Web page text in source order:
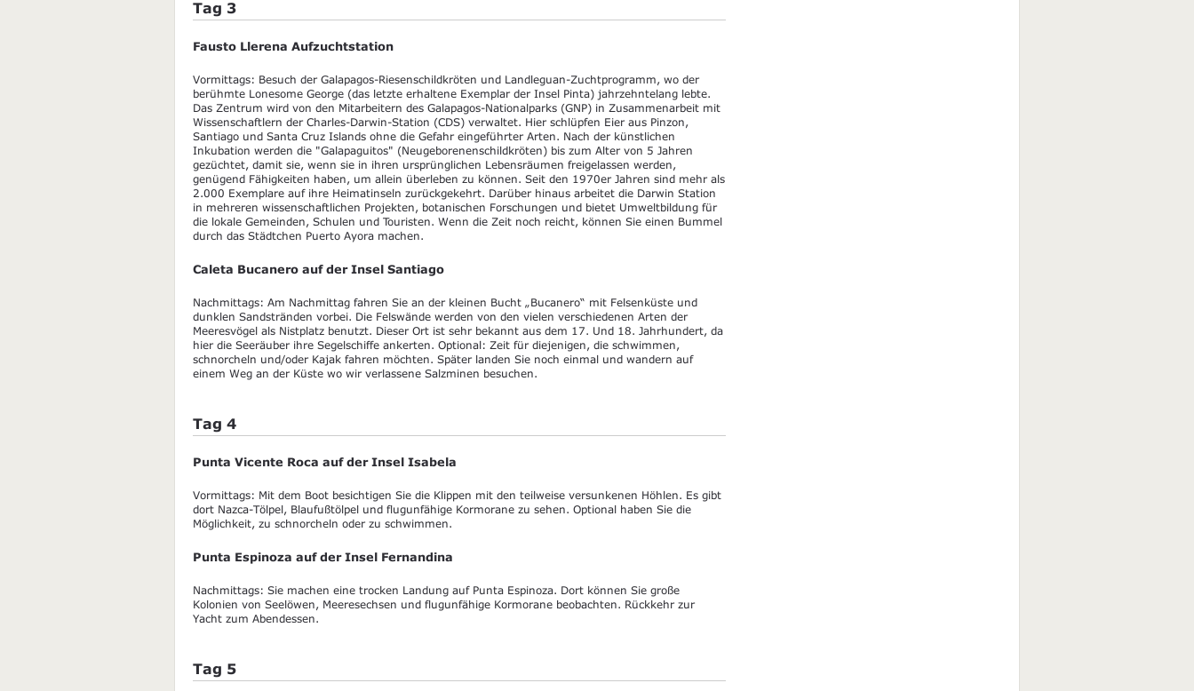
Tag 3
Fausto Llerena Aufzuchtstation
Vormittags: Besuch der Galapagos-Riesenschildkröten und Landleguan-Zuchtprogramm, wo der
berühmte Lonesome George (das letzte erhaltene Exemplar der Insel Pinta) jahrzehntelang lebte.
Das Zentrum wird von den Mitarbeitern des Galapagos-Nationalparks (GNP) in Zusammenarbeit mit
Wissenschaftlern der Charles-Darwin-Station (CDS) verwaltet. Hier schlüpfen Eier aus Pinzon,
Santiago und Santa Cruz Islands ohne die Gefahr eingeführter Arten. Nach der künstlichen
Inkubation werden die "Galapaguitos" (Neugeborenenschildkröten) bis zum Alter von 5 Jahren
gezüchtet, damit sie, wenn sie in ihren ursprünglichen Lebensräumen freigelassen werden,
genügend Fähigkeiten haben, um allein überleben zu können. Seit den 1970er Jahren sind mehr als
2.000 Exemplare auf ihre Heimatinseln zurückgekehrt. Darüber hinaus arbeitet die Darwin Station
in mehreren wissenschaftlichen Projekten, botanischen Forschungen und bietet Umweltbildung für
die lokale Gemeinden, Schulen und Touristen. Wenn die Zeit noch reicht, können Sie einen Bummel
durch das Städtchen Puerto Ayora machen.
Caleta Bucanero auf der Insel Santiago
Nachmittags: Am Nachmittag fahren Sie an der kleinen Bucht „Bucanero“ mit Felsenküste und
dunklen Sandstränden vorbei. Die Felswände werden von den vielen verschiedenen Arten der
Meeresvögel als Nistplatz benutzt. Dieser Ort ist sehr bekannt aus dem 17. Und 18. Jahrhundert, da
hier die Seeräuber ihre Segelschiffe ankerten. Optional: Zeit für diejenigen, die schwimmen,
schnorcheln und/oder Kajak fahren möchten. Später landen Sie noch einmal und wandern auf
einem Weg an der Küste wo wir verlassene Salzminen besuchen.
Tag 4
Punta Vicente Roca auf der Insel Isabela
Vormittags: Mit dem Boot besichtigen Sie die Klippen mit den teilweise versunkenen Höhlen. Es gibt
dort Nazca-Tölpel, Blaufußtölpel und flugunfähige Kormorane zu sehen. Optional haben Sie die
Möglichkeit, zu schnorcheln oder zu schwimmen.
Punta Espinoza auf der Insel Fernandina
Nachmittags: Sie machen eine trocken Landung auf Punta Espinoza. Dort können Sie große
Kolonien von Seelöwen, Meeresechsen und flugunfähige Kormorane beobachten. Rückkehr zur
Yacht zum Abendessen.
Tag 5